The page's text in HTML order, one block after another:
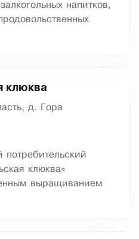
напитков,
клюква
д. Гора
потребительский
клюква»
выращиванием